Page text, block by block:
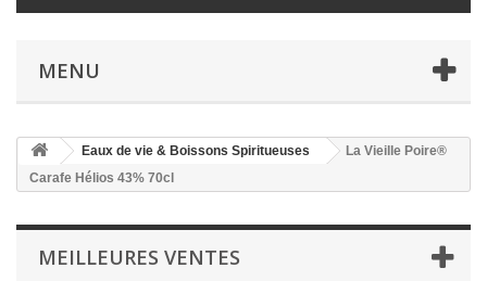
MENU
Eaux de vie & Boissons Spiritueuses
La Vieille Poire®
Carafe Hélios 43% 70cl
MEILLEURES VENTES